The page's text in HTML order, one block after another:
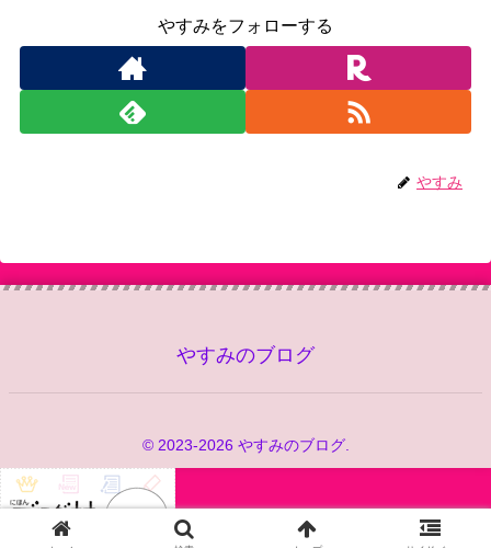
やすみをフォローする
やすみ
やすみのブログ
© 2023-2026 やすみのブログ.